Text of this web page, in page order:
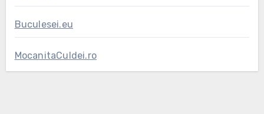
Buculesei.eu
MocanitaCuIdei.ro